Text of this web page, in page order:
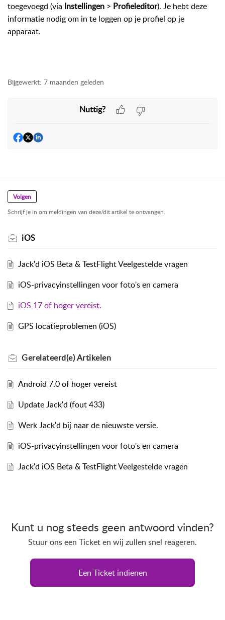
toegevoegd (via Instellingen > Profieleditor). Je hebt deze
informatie nodig om in te loggen op je profiel op je
apparaat.
Bijgewerkt: 7 maanden geleden
Nuttig?
Volgen
Schrijf je in om meldingen van deze/dit artikel te ontvangen.
iOS
Jack'd iOS Beta & TestFlight Veelgestelde vragen
iOS-privacyinstellingen voor foto's en camera
iOS 17 of hoger vereist.
GPS locatieproblemen (iOS)
Gerelateerd(e)Artikelen
Android 7.0 of hoger vereist
Update Jack'd (fout 433)
Werk Jack'd bij naar de nieuwste versie.
iOS-privacyinstellingen voor foto's en camera
Jack'd iOS Beta & TestFlight Veelgestelde vragen
Kunt u nog steeds geen antwoord vinden?
Stuur ons een Ticket en wij zullen snel reageren.
Een Ticket indienen